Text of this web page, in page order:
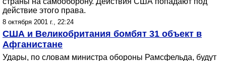
действие этого права.
8 октября 2001 г., 22:24
США и Великобритания бомбят 31 объект в
Афганистане
Удары, по словам министра обороны Рамсфельда, будут